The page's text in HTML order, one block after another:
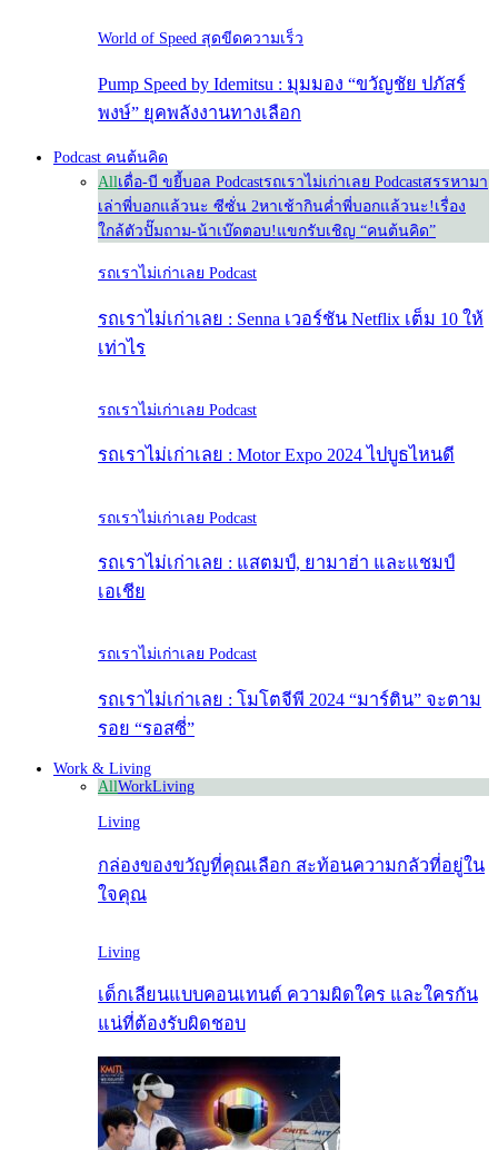
World of Speed สุดขีดความเร็ว
Pump Speed by Idemitsu : มุมมอง “ขวัญชัย ปภัสร์
พงษ์” ยุคพลังงานทางเลือก
Podcast คนต้นคิด
Allเดื่อ-บี ขยี้บอล Podcastรถเราไม่เก่าเลย Podcastสรรหามา
เล่าพี่บอกแล้วนะ ซีซั่น 2หาเช้ากินค่ำพี่บอกแล้วนะ! เรื่อง
ใกล้ตัวปั๊มถาม-น้าเบ๊ดตอบ! แขกรับเชิญ “คนต้นคิด”
รถเราไม่เก่าเลย Podcast
รถเราไม่เก่าเลย : Senna เวอร์ชัน Netflix เต็ม 10 ให้
เท่าไร
รถเราไม่เก่าเลย Podcast
รถเราไม่เก่าเลย : Motor Expo 2024 ไปบูธไหนดี
รถเราไม่เก่าเลย Podcast
รถเราไม่เก่าเลย : แสตมป์, ยามาฮ่า และแชมป์
เอเชีย
รถเราไม่เก่าเลย Podcast
รถเราไม่เก่าเลย : โมโตจีพี 2024 “มาร์ติน” จะตาม
รอย “รอสซี่”
Work & Living
AllWorkLiving
Living
กล่องของขวัญที่คุณเลือก สะท้อนความกลัวที่อยู่ใน
ใจคุณ
Living
เด็กเลียนแบบคอนเทนต์ ความผิดใคร และใครกัน
แน่ที่ต้องรับผิดชอบ